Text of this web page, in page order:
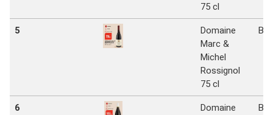
75 cl
5
Domaine
Marc &
Michel
Rossignol
75 cl
Bi1
6
Domaine
Bi1